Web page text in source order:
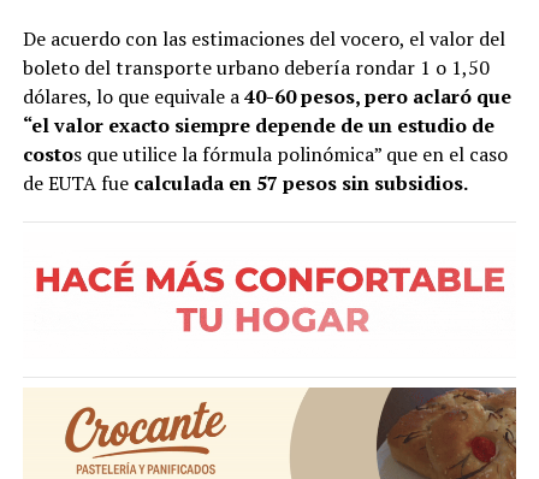
De acuerdo con las estimaciones del vocero, el valor del
boleto del transporte urbano debería rondar 1 o 1,50
dólares, lo que equivale a40-60 pesos, pero aclaró que
“el valor exacto siempre depende de un estudio de
costos que utilice la fórmula polinómica” que en el caso
de EUTA fue calculada en 57 pesos sin subsidios.